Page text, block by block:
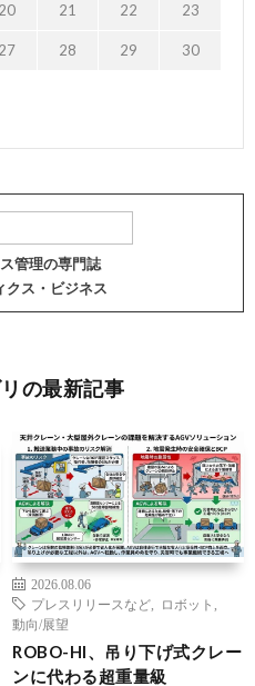
20 21 22 23
27 28 29 30
管理の専門誌
クス・ビジネス
の最新記事
2026.08.06
プレスリリースなど
ロボット
動向/展望
ROBO-HI、吊り下げ式クレー
ンに代わる超重量級